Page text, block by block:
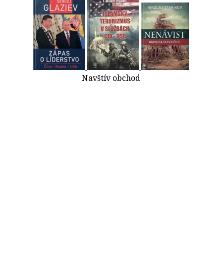
Navštív obchod